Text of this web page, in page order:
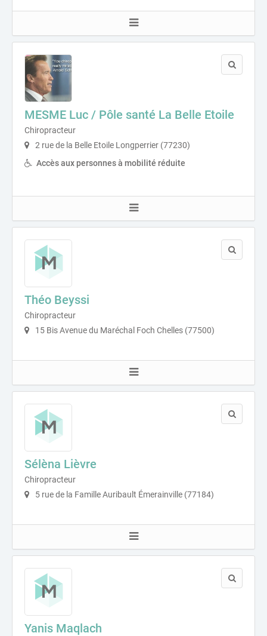
MESME Luc / Pôle santé La Belle Etoile
Chiropracteur
2 rue de la Belle Etoile Longperrier (77230)
Accès aux personnes à mobilité réduite
Théo Beyssi
Chiropracteur
15 Bis Avenue du Maréchal Foch Chelles (77500)
Sélèna Lièvre
Chiropracteur
5 rue de la Famille Auribault Émerainville (77184)
Yanis Maqlach